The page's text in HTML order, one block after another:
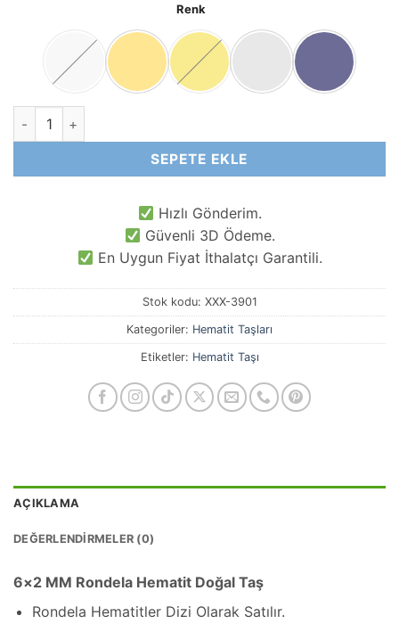
-
₺130,00
Renk
6x2 MM Rondela Hematit Doğal Taş adet
SEPETE EKLE
Hızlı Gönderim.
Güvenli 3D Ödeme.
En Uygun Fiyat İthalatçı Garantili.
Stok kodu: XXX-3901
Kategoriler: Hematit Taşları
Etiketler: Hematit Taşı
AÇIKLAMA
DEĞERLENDIRMELER (0)
6×2 MM Rondela Hematit Doğal Taş
Rondela Hematitler Dizi Olarak Satılır.